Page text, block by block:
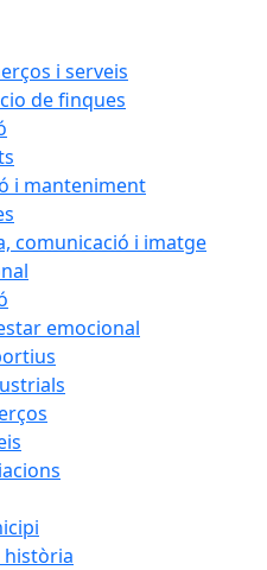
i serveis
de finques
i manteniment
comunicació i imatge
emocional
història